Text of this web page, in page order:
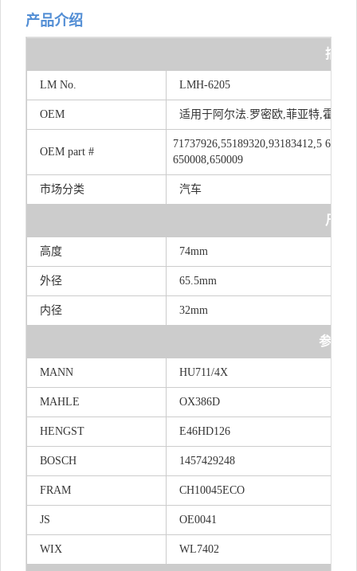
产品介绍
描述
LM No. LMH-6205
OEM 适用于阿尔法.罗密欧,菲亚特,霍顿
OEM part #
71737926,55189320,93183412,5 650
650008,650009
市场分类 汽车
尺寸
高度 74mm
外径 65.5mm
内径 32mm
参考号
MANN HU711/4X
MAHLE OX386D
HENGST E46HD126
BOSCH 1457429248
FRAM CH10045ECO
JS OE0041
WIX WL7402